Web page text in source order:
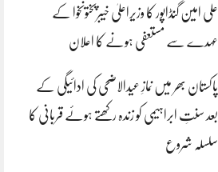
علی امین گنڈاپور کا وزیراعلیٰ خیبرپختونخوا کے
عہدے سے مستعفی ہونے کا اعلان
پاکستان بھر میں نمازِ عیدالاضحی کی ادائیگی کے
بعد سنتِ ابراہیمی کو زندہ رکھتے ہوئے قربانی کا
سلسلہ شروع